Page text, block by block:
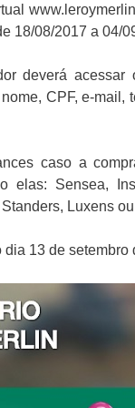
18/08/2017 a 04/
deverá acessar
CPF, e-mail,
caso a
elas: Sensea,
Luxens
13 de setembro